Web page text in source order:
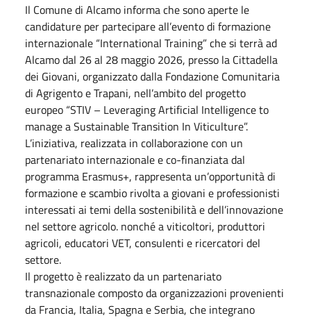
Il Comune di Alcamo informa che sono aperte le
candidature per partecipare all’evento di formazione
internazionale “International Training” che si terrà ad
Alcamo dal 26 al 28 maggio 2026, presso la Cittadella
dei Giovani, organizzato dalla Fondazione Comunitaria
di Agrigento e Trapani, nell’ambito del progetto
europeo “STIV – Leveraging Artificial Intelligence to
manage a Sustainable Transition In Viticulture”.
L’iniziativa, realizzata in collaborazione con un
partenariato internazionale e co-finanziata dal
programma Erasmus+, rappresenta un’opportunità di
formazione e scambio rivolta a giovani e professionisti
interessati ai temi della sostenibilità e dell’innovazione
nel settore agricolo. nonché a viticoltori, produttori
agricoli, educatori VET, consulenti e ricercatori del
settore.
Il progetto è realizzato da un partenariato
transnazionale composto da organizzazioni provenienti
da Francia, Italia, Spagna e Serbia, che integrano